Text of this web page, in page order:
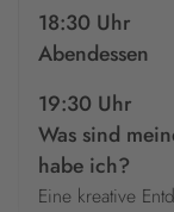
18:30 Uhr
Abendessen
19:30 Uhr
Was sind
habe ich?
Eine kreative